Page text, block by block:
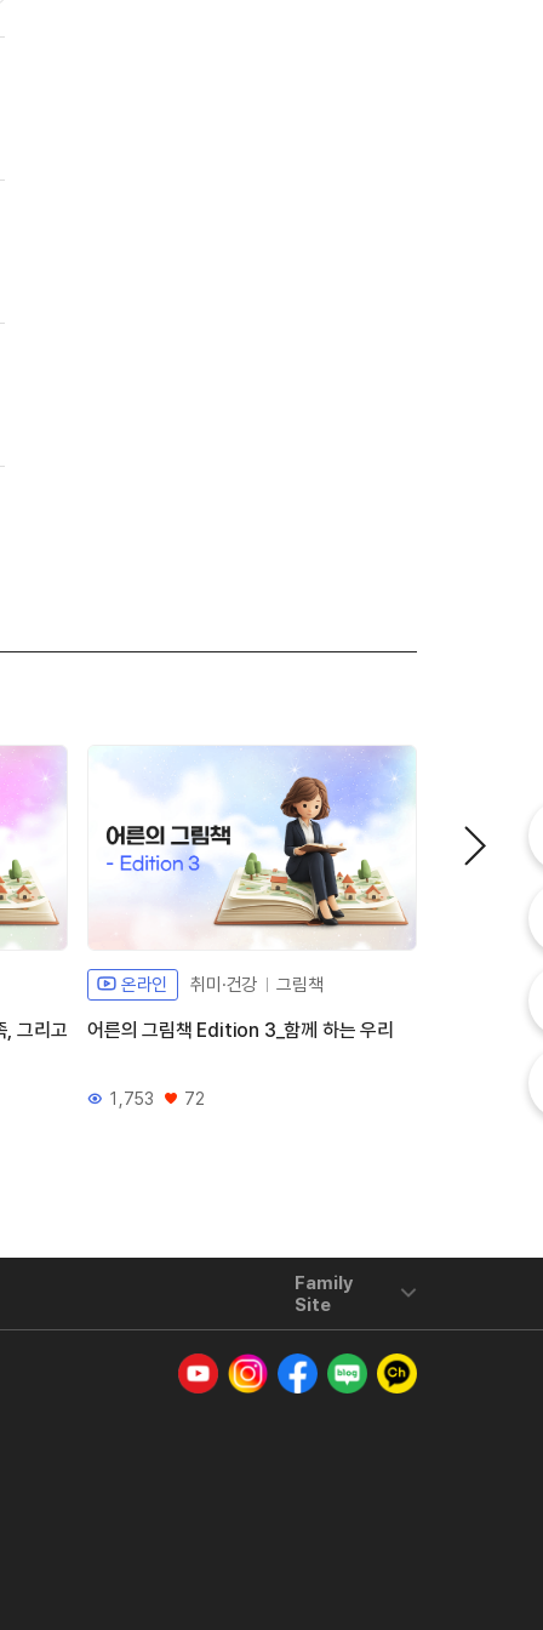
그리고
온라인 취미·건강 그림책
어른의 그림책 Edition 3_함께 하는 우리
조회수
1,753
좋아요
72
오늘의 건강
좋
Family
Site
유튜브 인스타그램페이스북네이버 블로그카카오톡 채널